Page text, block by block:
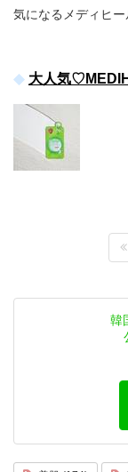
気になるメディヒ
大人気
韓